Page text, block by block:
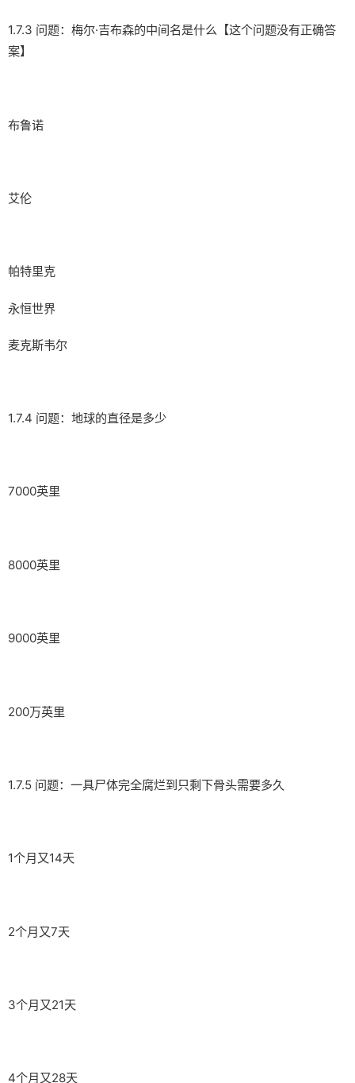
1.7.3 问题：梅尔·吉布森的中间名是什么【这个问题没有正确答
案】
布鲁诺
艾伦
帕特里克
永恒世界
麦克斯韦尔
1.7.4 问题：地球的直径是多少
7000英里
8000英里
9000英里
200万英里
1.7.5 问题：一具尸体完全腐烂到只剩下骨头需要多久
1个月又14天
2个月又7天
3个月又21天
4个月又28天